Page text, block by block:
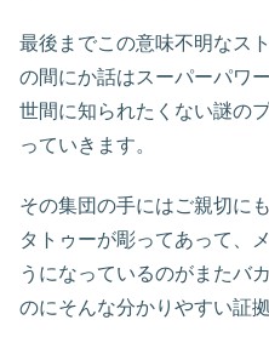
最後までこの意味不明なス
の間にか話はスーパーパワ
世間に知られたくない謎の
っていきます。
その集団の手にはご親切に
タトゥーが彫ってあって、
うになっているのがまたバ
のにそんな分かりやすい証